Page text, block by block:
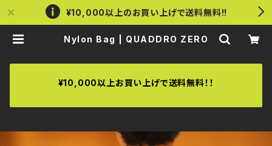
¥10,000以上のお買い上げで送料無料!!
Nylon Bag | QUADDRO ZERO
¥10,000以上お買い上げで送料無料！！